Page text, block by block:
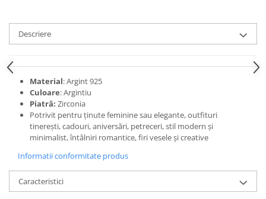
Descriere
Material: Argint 925
Culoare: Argintiu
Piatră: Zirconia
Potrivit pentru ținute feminine sau elegante, outfituri
tinerești, cadouri, aniversări, petreceri, stil modern și
minimalist, întâlniri romantice, firi vesele și creative
Informatii conformitate produs
Caracteristici